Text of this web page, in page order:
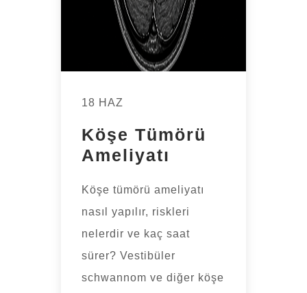
18 HAZ
Köşe Tümörü
Ameliyatı
Köşe tümörü ameliyatı
nasıl yapılır, riskleri
nelerdir ve kaç saat
sürer? Vestibüler
schwannom ve diğer köşe